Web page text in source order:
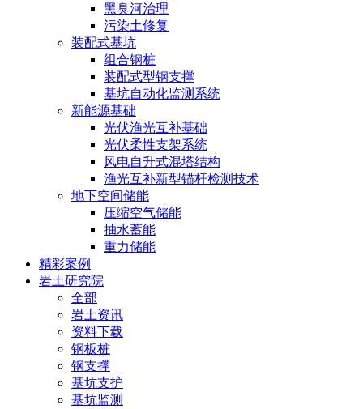
黑臭河治理
污染土修复
装配式基坑
组合钢桩
装配式型钢支撑
基坑自动化监测系统
新能源基础
光伏渔光互补基础
光伏柔性支架系统
风电自升式混塔结构
渔光互补新型锚杆检测技术
地下空间储能
压缩空气储能
抽水蓄能
重力储能
精彩案例
岩土研究院
全部
岩土资讯
资料下载
钢板桩
钢支撑
基坑支护
基坑监测